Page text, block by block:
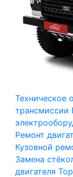
Техническое
трансмиссии
Ремонт
Кузовной
Замена
двигателя